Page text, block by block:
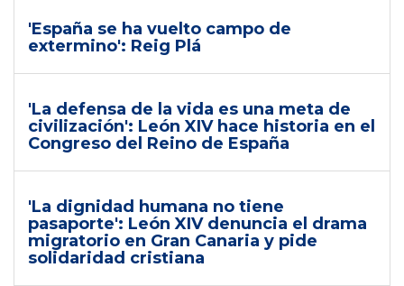
'España se ha vuelto campo de
extermino': Reig Plá
'La defensa de la vida es una meta de
civilización': León XIV hace historia en el
Congreso del Reino de España
'La dignidad humana no tiene
pasaporte': León XIV denuncia el drama
migratorio en Gran Canaria y pide
solidaridad cristiana